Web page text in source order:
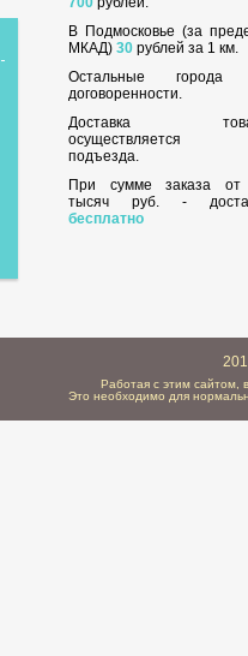
В Подмосковье (за
МКАД)30 рублей за 1 км.
Остальные города
договоренности.
Доставка
осуществляется
подъезда.
При сумме заказа
тысяч руб. -
бесплатно
Работая с этим сайтом,
Это необходимо для